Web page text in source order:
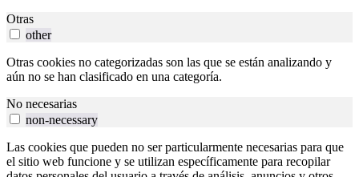
Otras
other
Otras cookies no categorizadas son las que se están analizando y
aún no se han clasificado en una categoría.
No necesarias
non-necessary
Las cookies que pueden no ser particularmente necesarias para que
el sitio web funcione y se utilizan específicamente para recopilar